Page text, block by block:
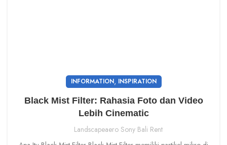
INFORMATION, INSPIRATION
Black Mist Filter: Rahasia Foto dan Video
Lebih Cinematic
Landscapeaero Sony Bali Rent